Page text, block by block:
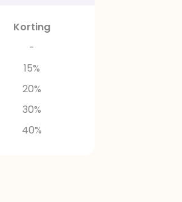
Korting
-
15%
20%
30%
40%